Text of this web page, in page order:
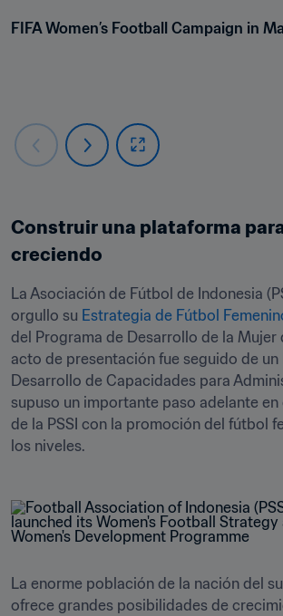
FIFA Women’s Football Campaign in
Construir una plataforma
creciendo
La Asociación de Fútbol de Indonesia
orgullo su Estrategia de Fútbol
del Programa de Desarrollo de la Mujer
acto de presentación fue seguido de un
Desarrollo de Capacidades para
supuso un importante paso adelante
de la PSSI con la promoción del fútbol
los niveles.
La enorme población de la nación del
ofrece grandes posibilidades de